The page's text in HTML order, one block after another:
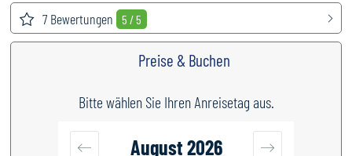
7 Bewertungen 5 / 5
Preise & Buchen
Bitte wählen Sie Ihren Anreisetag aus.
August2026